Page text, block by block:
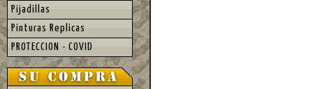
Pijadillas
Pinturas Replicas
PROTECCION - COVID